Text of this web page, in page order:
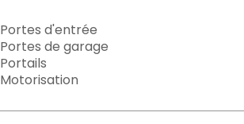
Portes d'entrée
Portes de garage
Portails
Motorisation